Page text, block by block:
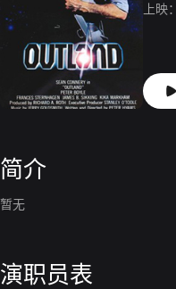
上映：
简介
暂无
演职员表